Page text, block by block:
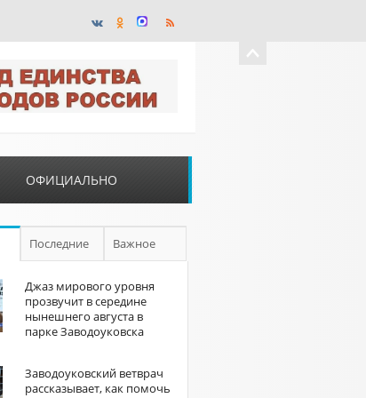
ОФИЦИАЛЬНО
Последние Важное
Джаз мирового уровня
прозвучит в середине
нынешнего августа в
парке Заводоуковска
Заводоуковский ветврач
рассказывает, как помочь